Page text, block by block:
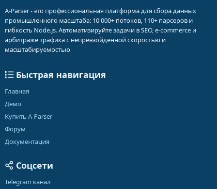
A-Parser - это профессиональная платформа для сбора данных
промышленного масштаба: 10 000+ потоков, 110+ парсеров и
гибкость Node.js. Автоматизируйте задачи в SEO, e-commerce и
арбитраже трафика с непревзойденной скоростью и
масштабируемостью
Быстрая навигация
Главная
Демо
Купить A-Parser
Форум
Документация
Соцсети
Telegram канал